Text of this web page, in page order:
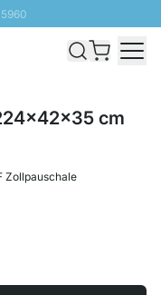
CHF
cm
Zollpauschale